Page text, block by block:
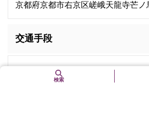
京都府京都市右京区嵯峨天龍寺芒ノ
交通手段
嵐電嵐山本線「嵐山」駅下車、徒歩5分
市バス「野々宮」、または「天龍寺前」
検索